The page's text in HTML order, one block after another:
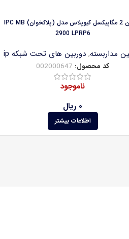
دوربین 2 مگاپیکسل کیوپلاس مدل (پلاکخوان) IPC MB
2900 LPRP6
مداربسته, دوربین های تحت شبکه ip
کد محصول: 002000647
ناموجود
۰ ریال
اطلاعات بیشتر